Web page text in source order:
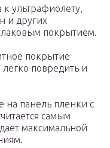
к ультрафиолету,
и других
покрытием.
покрытие
легко повредить и
на панель пленки с
самым
максимальной